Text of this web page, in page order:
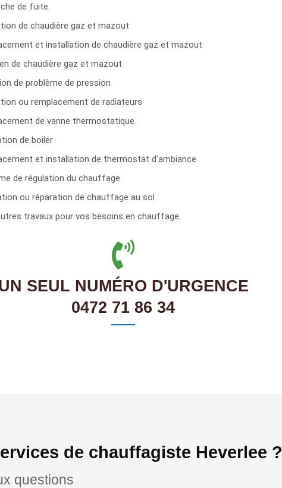
de fuite.
de chaudière gaz et mazout
et installation de chaudière gaz et mazout
de chaudière gaz et mazout
de problème de pression
ou remplacement de radiateurs
de vanne thermostatique
de boiler
et installation de thermostat d'ambiance
de régulation du chauffage
ou réparation de chauffage au sol
travaux pour vos besoins en chauffage.
SEUL NUMÉRO D'URGENCE
0472 71 86 34
de chauffagiste Heverlee ?
questions